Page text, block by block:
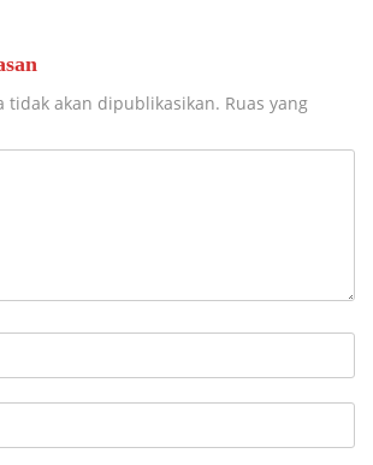
tidak akan dipublikasikan. Ruas yang